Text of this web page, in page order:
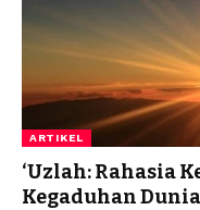
ARTIKEL
‘Uzlah: Rahasia
Kegaduhan